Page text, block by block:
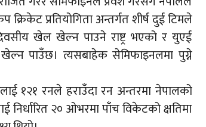
क्रिकेट प्रतियोगिता अन्तर्गत शीर्ष दुई टिमले
खेल खेल्न पाउने राष्ट्र भएको र युएई
पाउँछ। त्यसबाहेक सेमिफाइनलमा पुग्ने
१२१ रनले हराउँदा रन अन्तरमा नेपालको
निर्धारित २० ओभरमा पाँच विकेटको क्षतिमा